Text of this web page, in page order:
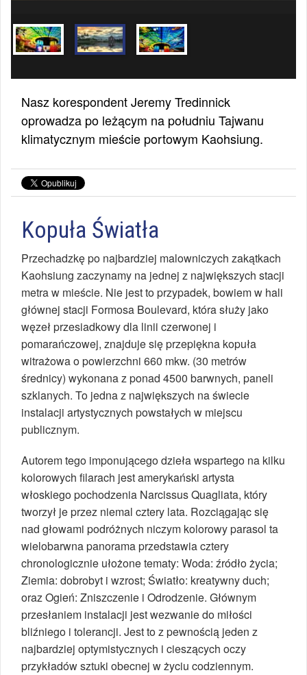
Nasz korespondent Jeremy Tredinnick
oprowadza po leżącym na południu Tajwanu
klimatycznym mieście portowym Kaohsiung.
Kopuła Światła
Przechadzkę po najbardziej malowniczych zakątkach
Kaohsiung zaczynamy na jednej z największych stacji
metra w mieście. Nie jest to przypadek, bowiem w hali
głównej stacji Formosa Boulevard, która służy jako
węzeł przesiadkowy dla linii czerwonej i
pomarańczowej, znajduje się przepiękna kopuła
witrażowa o powierzchni 660 mkw. (30 metrów
średnicy) wykonana z ponad 4500 barwnych, paneli
szklanych. To jedna z największych na świecie
instalacji artystycznych powstałych w miejscu
publicznym.
Autorem tego imponującego dzieła wspartego na kilku
kolorowych filarach jest amerykański artysta
włoskiego pochodzenia Narcissus Quagliata, który
tworzył je przez niemal cztery lata. Rozciągając się
nad głowami podróżnych niczym kolorowy parasol ta
wielobarwna panorama przedstawia cztery
chronologicznie ułożone tematy: Woda: źródło życia;
Ziemia: dobrobyt i wzrost; Światło: kreatywny duch;
oraz Ogień: Zniszczenie i Odrodzenie. Głównym
przesłaniem instalacji jest wezwanie do miłości
bliźniego i tolerancji. Jest to z pewnością jeden z
najbardziej optymistycznych i cieszących oczy
przykładów sztuki obecnej w życiu codziennym.